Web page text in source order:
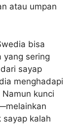
atau umpan
bisa
yang sering
sayap
menghadapi
kunci
sayap kalah